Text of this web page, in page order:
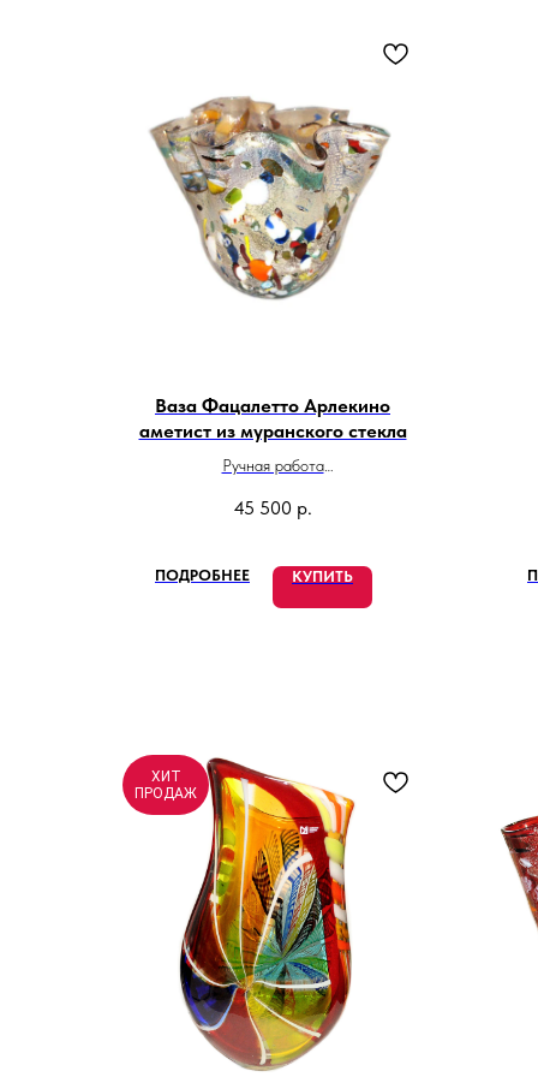
Ваза Фацалетто Арлекино
аметист из муранского стекла
Ручная работа
Сделано в Италии
45 500 р.
ПОДРОБНЕЕ КУПИТЬ
ХИТ
ПРОДАЖ